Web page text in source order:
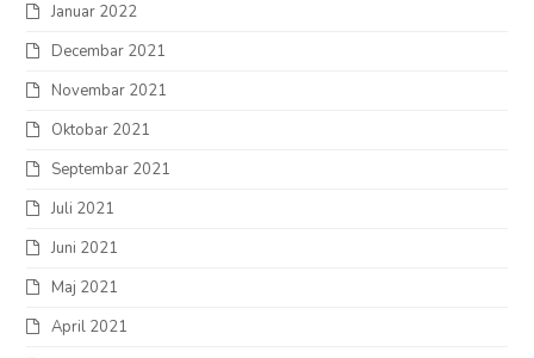
Januar 2022
Decembar 2021
Novembar 2021
Oktobar 2021
Septembar 2021
Juli 2021
Juni 2021
Maj 2021
April 2021